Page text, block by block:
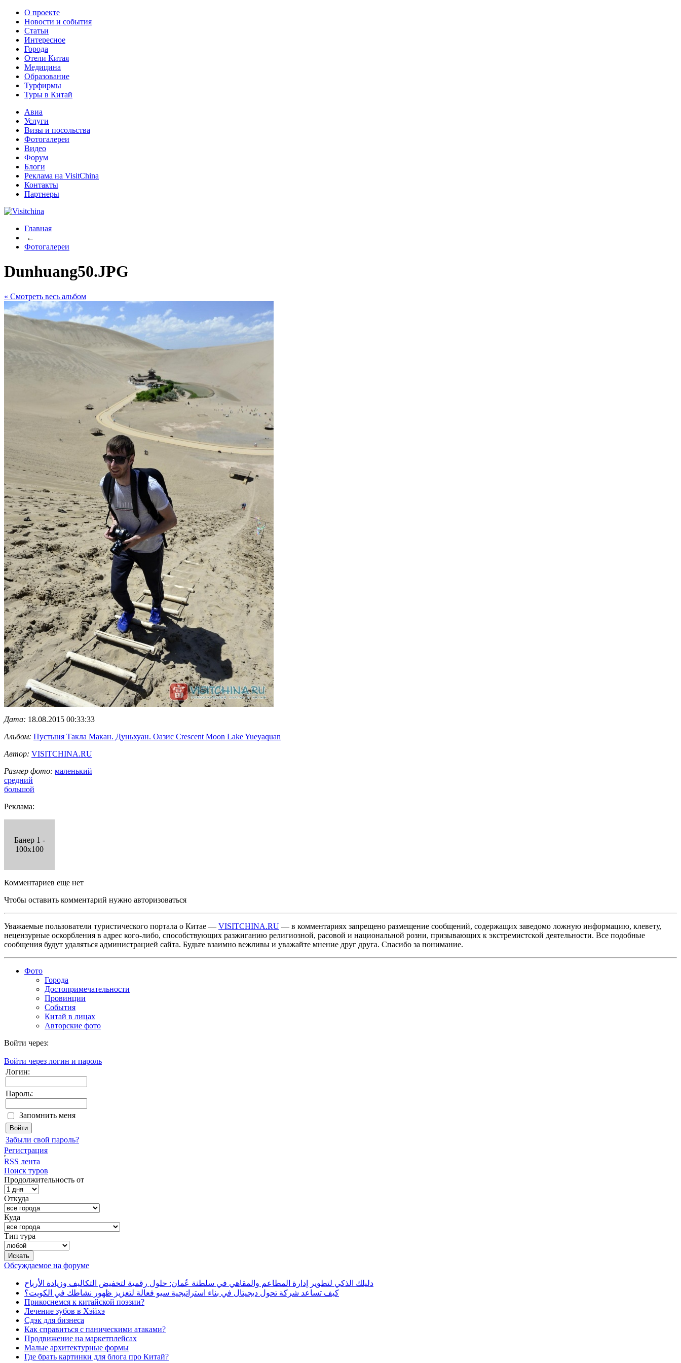
О проекте
Новости и события
Статьи
Интересное
Города
Отели Китая
Медицина
Образование
Турфирмы
Туры в Китай
Авиа
Услуги
Визы и посольства
Фотогалереи
Видео
Форум
Блоги
Реклама на VisitChina
Контакты
Партнеры
Главная
←
Фотогалереи
Dunhuang50.JPG
« Cмотреть весь альбом
Дата: 18.08.2015 00:33:33
Альбом: Пустыня Такла Макан. Дуньхуан. Оазис Crescent Moon Lake Yueyaquan
Автор: VISITCHINA.RU
Размер фото: маленький
средний
большой
Реклама:
Банер 1 -
100x100
Комментариев еще нет
Чтобы оставить комментарий нужно авторизоваться
Уважаемые пользователи туристического портала о Китае — VISITCHINA.RU — в комментариях запрещено размещение сообщений, содержащих заведомо ложную информацию, клевету,
нецензурные оскорбления в адрес кого-либо, способствующих разжиганию религиозной, расовой и национальной розни, призывающих к экстремистской деятельности. Все подобные
сообщения будут удаляться администрацией сайта. Будьте взаимно вежливы и уважайте мнение друг друга. Спасибо за понимание.
Фото
Города
Достопримечательности
Провинции
События
Китай в лицах
Авторские фото
Войти через:
Войти через логин и пароль
Логин:
Пароль:
Запомнить меня
Забыли свой пароль?
Регистрация
RSS лента
Поиск туров
Продолжительность от
Откуда
Куда
Тип тура
Обсуждаемое на форуме
دليلك الذكي لتطوير إدارة المطاعم والمقاهي في سلطنة عُمان: حلول رقمية لتخفيض التكاليف وزيادة الأرباح
كيف تساعد شركة تحول ديجيتال في بناء استراتيجية سيو فعالة لتعزيز ظهور نشاطك في الكويت؟
Прикоснемся к китайской поэзии?
Лечение зубов в Хэйхэ
Сдэк для бизнеса
Как справиться с паническими атаками?
Продвижение на маркетплейсах
Малые архитектурные формы
Где брать картинки для блога про Китай?